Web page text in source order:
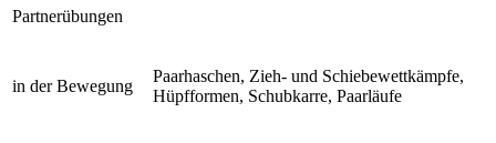
Partnerübungen
in der Bewegung
Paarhaschen, Zieh- und Schiebewettkämpfe,
Hüpfformen, Schubkarre, Paarläufe